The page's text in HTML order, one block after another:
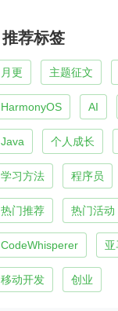
推荐标签
月更 主题征文
HarmonyOS AI
Java 个人成长
学习方法 程序员
热门推荐 热门活动
CodeWhisperer
移动开发 创业